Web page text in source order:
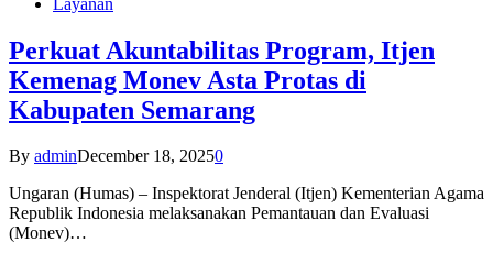
Perkuat Akuntabilitas Program, Itjen
Kemenag Monev Asta Protas di
Kabupaten Semarang
By adminDecember 18, 20250
Ungaran (Humas) – Inspektorat Jenderal (Itjen) Kementerian Agama
Republik Indonesia melaksanakan Pemantauan dan Evaluasi
(Monev)…